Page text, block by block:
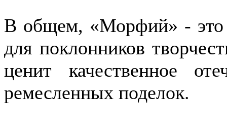
В общем, «Морфий» - это
для поклонников
ценит качественное
ремесленных поделок.